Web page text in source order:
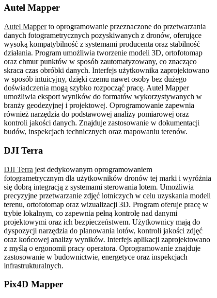
Autel Mapper
Autel Mapperto oprogramowanie przeznaczone do przetwarzania
danych fotogrametrycznych pozyskiwanych z dronów, oferujące
wysoką kompatybilność z systemami producenta oraz stabilność
działania. Program umożliwia tworzenie modeli 3D, ortofotomap
oraz chmur punktów w sposób zautomatyzowany, co znacząco
skraca czas obróbki danych. Interfejs użytkownika zaprojektowano
w sposób intuicyjny, dzięki czemu nawet osoby bez dużego
doświadczenia mogą szybko rozpocząć pracę. Autel Mapper
umożliwia eksport wyników do formatów wykorzystywanych w
branży geodezyjnej i projektowej. Oprogramowanie zapewnia
również narzędzia do podstawowej analizy pomiarowej oraz
kontroli jakości danych. Znajduje zastosowanie w dokumentacji
budów, inspekcjach technicznych oraz mapowaniu terenów.
DJI Terra
DJI Terra jest dedykowanym oprogramowaniem
fotogrametrycznym dla użytkowników dronów tej marki i wyróżnia
się dobrą integracją z systemami sterowania lotem. Umożliwia
precyzyjne przetwarzanie zdjęć lotniczych w celu uzyskania modeli
terenu, ortofotomap oraz wizualizacji 3D. Program oferuje pracę w
trybie lokalnym, co zapewnia pełną kontrolę nad danymi
projektowymi oraz ich bezpieczeństwem. Użytkownicy mają do
dyspozycji narzędzia do planowania lotów, kontroli jakości zdjęć
oraz końcowej analizy wyników. Interfejs aplikacji zaprojektowano
z myślą o ergonomii pracy operatora. Oprogramowanie znajduje
zastosowanie w budownictwie, energetyce oraz inspekcjach
infrastrukturalnych.
Pix4D Mapper